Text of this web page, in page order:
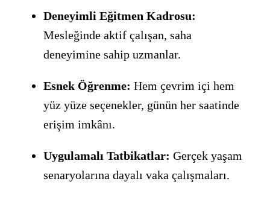
Deneyimli Eğitmen Kadrosu:
Mesleğinde aktif çalışan, saha
deneyimine sahip uzmanlar.
Esnek Öğrenme: Hem çevrim içi hem
yüz yüze seçenekler, günün her saatinde
erişim imkânı.
Uygulamalı Tatbikatlar: Gerçek yaşam
senaryolarına dayalı vaka çalışmaları.